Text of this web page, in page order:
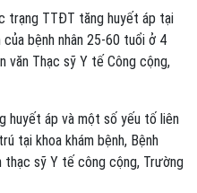
trạng TTĐT tăng huyết áp tại
bệnh nhân 25-60 tuổi ở 4
văn Thạc sỹ Y tế Công cộng,
huyết áp và một số yếu tố liên
tại khoa khám bệnh, Bệnh
thạc sỹ Y tế công cộng, Trường